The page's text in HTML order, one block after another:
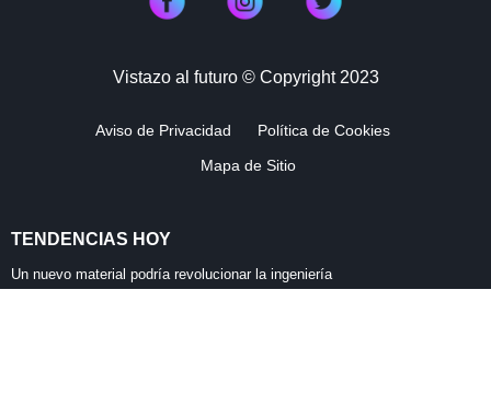
Vistazo al futuro © Copyright 2023
Aviso de Privacidad
Política de Cookies
Mapa de Sitio
TENDENCIAS HOY
Finsus refuerza ciberseguridad y cierra 2025 sin filtraciones